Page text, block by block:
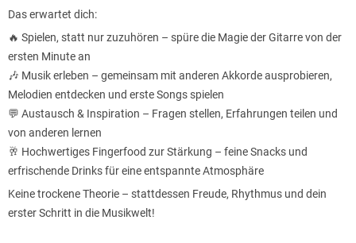
Das erwartet dich:
🔥 Spielen, statt nur zuzuhören – spüre die Magie der Gitarre von der
ersten Minute an
🎶 Musik erleben – gemeinsam mit anderen Akkorde ausprobieren,
Melodien entdecken und erste Songs spielen
💬 Austausch & Inspiration – Fragen stellen, Erfahrungen teilen und
von anderen lernen
🥂 Hochwertiges Fingerfood zur Stärkung – feine Snacks und
erfrischende Drinks für eine entspannte Atmosphäre
Keine trockene Theorie – stattdessen Freude, Rhythmus und dein
erster Schritt in die Musikwelt!